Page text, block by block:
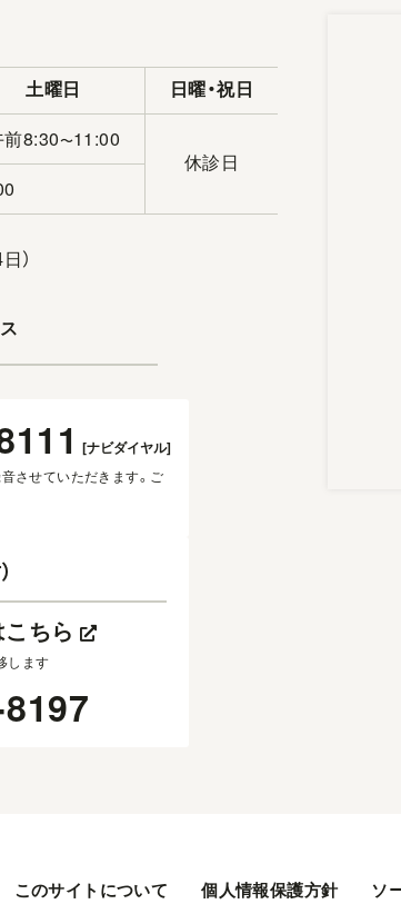
土曜日 日曜・祝日
前8:30〜11:00
休診日
）
[ナビダイヤル]
させていただきます。ご
ちら
します
このサイトについて 個人情報保護方針 ソ